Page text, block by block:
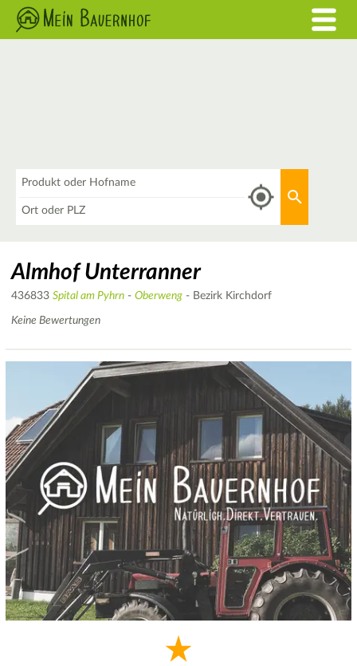
Almhof Unterranner
436833 Spital am Pyhrn - Oberweng - Bezirk Kirchdorf
Keine Bewertungen